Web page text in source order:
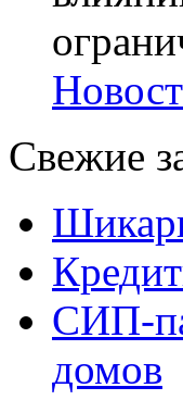
Свежие
СИП-
домов